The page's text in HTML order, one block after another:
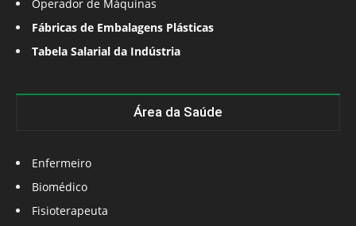
Operador de Máquinas
Fábricas de Embalagens Plásticas
Tabela Salarial da Indústria
Área da Saúde
Enfermeiro
Biomédico
Fisioterapeuta